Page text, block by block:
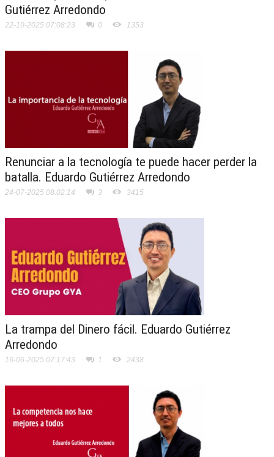
Gutiérrez Arredondo
22-10-2025 07:08:23 0 1353
Renunciar a la tecnología te puede hacer perder la
batalla. Eduardo Gutiérrez Arredondo
24-07-2025 08:02:14 3 3415
La trampa del Dinero fácil. Eduardo Gutiérrez
Arredondo
16-06-2025 07:17:43 1 2438